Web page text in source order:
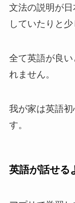
文法の説明が
していたりと
全て英語が良
れません。
我が家は英語
す。
英語が話せる